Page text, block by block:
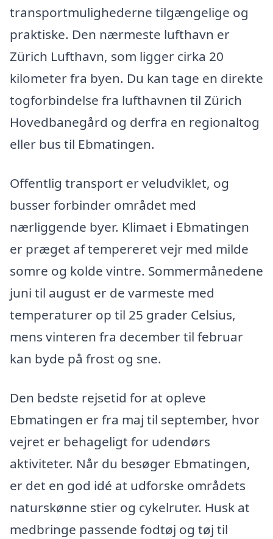
transportmulighederne tilgængelige og
praktiske. Den nærmeste lufthavn er
Zürich Lufthavn, som ligger cirka 20
kilometer fra byen. Du kan tage en direkte
togforbindelse fra lufthavnen til Zürich
Hovedbanegård og derfra en regionaltog
eller bus til Ebmatingen.
Offentlig transport er veludviklet, og
busser forbinder området med
nærliggende byer. Klimaet i Ebmatingen
er præget af tempereret vejr med milde
somre og kolde vintre. Sommermånedene
juni til august er de varmeste med
temperaturer op til 25 grader Celsius,
mens vinteren fra december til februar
kan byde på frost og sne.
Den bedste rejsetid for at opleve
Ebmatingen er fra maj til september, hvor
vejret er behageligt for udendørs
aktiviteter. Når du besøger Ebmatingen,
er det en god idé at udforske områdets
naturskønne stier og cykelruter. Husk at
medbringe passende fodtøj og tøj til